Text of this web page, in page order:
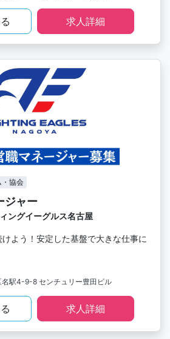
求人詳細
・協会
ジャー
ングイーグルス名古屋
よう！安定した基盤で大きな仕事に
名駅4-9-8 センチュリー豊田ビル
求人詳細